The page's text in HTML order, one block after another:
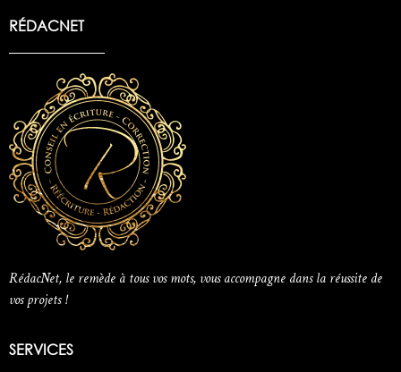
RÉDACNET
RédacNet, le remède à tous vos mots, vous accompagne dans la réussite de
vos projets !
SERVICES